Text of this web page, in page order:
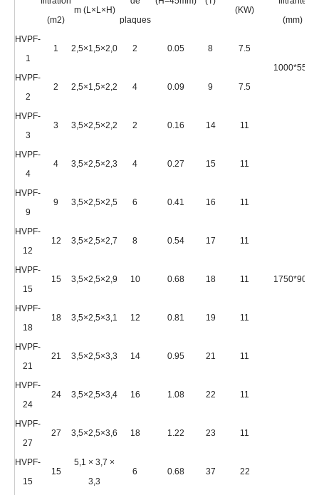
(m2)
m (L×L×H)
plaques
(KW)
(mm)
HVPF-
1
1 2,5×1,5×2,0 2 0.05 8
7.5
1000*550
HVPF-
2
2 2,5×1,5×2,2 4 0.09 9 7.5
HVPF-
3
3 3,5×2,5×2,2 2 0.16 14 11
1750*900
HVPF-
4
4 3,5×2,5×2,3 4 0.27 15 11
HVPF-
9
9 3,5×2,5×2,5 6 0.41 16 11
HVPF-
12
12 3,5×2,5×2,7 8 0.54 17 11
HVPF-
15
15 3,5×2,5×2,9 10 0.68 18 11
HVPF-
18
18 3,5×2,5×3,1 12 0.81 19 11
HVPF-
21
21 3,5×2,5×3,3 14 0.95 21 11
HVPF-
24
24 3,5×2,5×3,4 16 1.08 22 11
HVPF-
27
27 3,5×2,5×3,6 18 1.22 23 11
HVPF-
15
15
5,1 × 3,7 ×
3,3
6 0.68 37 22